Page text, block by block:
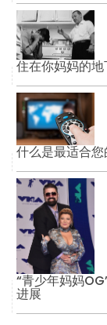
住在你妈妈的
什么是最适合
“青少年妈妈
进展